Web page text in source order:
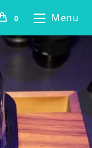
0 Menu